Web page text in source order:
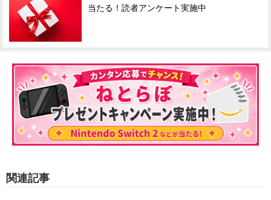
当たる！読者アンケート実施中
関連記事